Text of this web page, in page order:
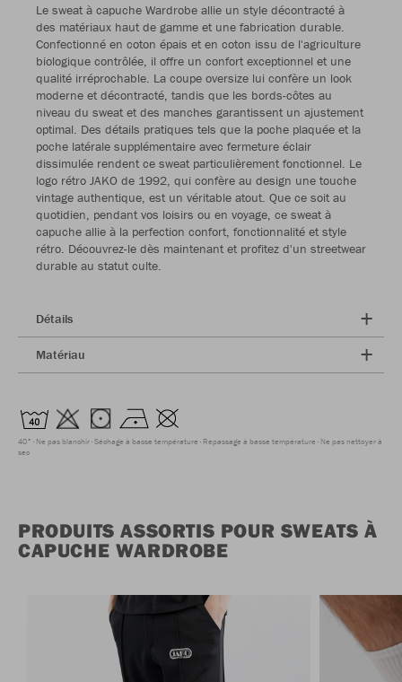
Le sweat à capuche Wardrobe allie un style décontracté à
des matériaux haut de gamme et une fabrication durable.
Confectionné en coton épais et en coton issu de l'agriculture
biologique contrôlée, il offre un confort exceptionnel et une
qualité irréprochable. La coupe oversize lui confère un look
moderne et décontracté, tandis que les bords-côtes au
niveau du sweat et des manches garantissent un ajustement
optimal. Des détails pratiques tels que la poche plaquée et la
poche latérale supplémentaire avec fermeture éclair
dissimulée rendent ce sweat particulièrement fonctionnel. Le
logo rétro JAKO de 1992, qui confère au design une touche
vintage authentique, est un véritable atout. Que ce soit au
quotidien, pendant vos loisirs ou en voyage, ce sweat à
capuche allie à la perfection confort, fonctionnalité et style
rétro. Découvrez-le dès maintenant et profitez d'un streetwear
durable au statut culte.
Détails
Matériau
40° Ne pas blanchir Séchage à basse température Repassage à basse température Ne pas nettoyer à
sec
PRODUITS ASSORTIS POUR SWEATS À
CAPUCHE WARDROBE